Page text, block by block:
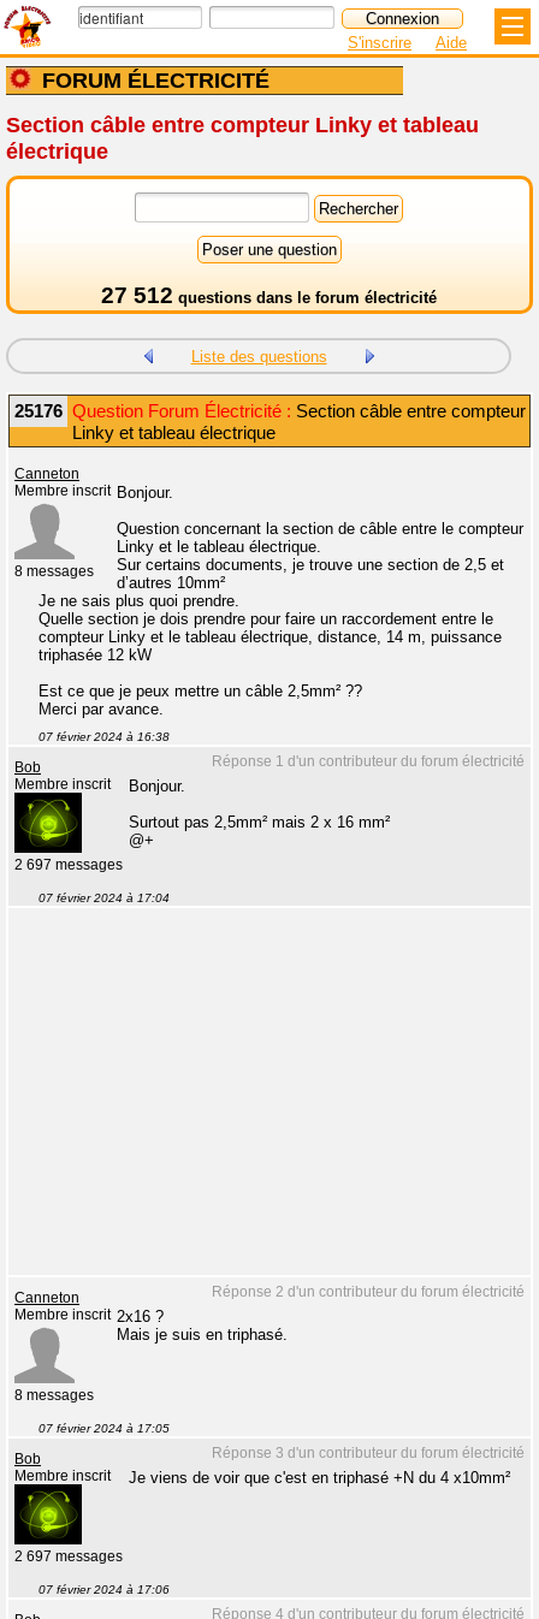
FORUM ÉLECTRICITÉ
S'inscrire Aide
Section câble entre compteur Linky et tableau
électrique
27 512 questions dans le forum électricité
Liste des questions
25176 Question Forum Électricité : Section câble entre compteur
Linky et tableau électrique
Canneton
Membre inscrit
8 messages
Bonjour.
Question concernant la section de câble entre le compteur
Linky et le tableau électrique.
Sur certains documents, je trouve une section de 2,5 et
d’autres 10mm²
Je ne sais plus quoi prendre.
Quelle section je dois prendre pour faire un raccordement entre le
compteur Linky et le tableau électrique, distance, 14 m, puissance
triphasée 12 kW
Est ce que je peux mettre un câble 2,5mm² ??
Merci par avance.
07 février 2024 à 16:38
Réponse 1 d'un contributeur du forum électricité
Bob
Membre inscrit
2 697 messages
Bonjour.
Surtout pas 2,5mm² mais 2 x 16 mm²
@+
07 février 2024 à 17:04
Réponse 2 d'un contributeur du forum électricité
Canneton
Membre inscrit
8 messages
2x16 ?
Mais je suis en triphasé.
07 février 2024 à 17:05
Réponse 3 d'un contributeur du forum électricité
Bob
Membre inscrit
2 697 messages
Je viens de voir que c'est en triphasé +N du 4 x10mm²
07 février 2024 à 17:06
Réponse 4 d'un contributeur du forum électricité